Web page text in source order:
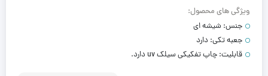
ویژگی های محصول:
جنس: شیشه ای
جعبه تکی: دارد
قابلیت: چاپ تفکیکی سیلک uv دارد.